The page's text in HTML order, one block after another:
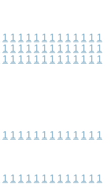
1 1 1 1 1 1 1 1 1 1 1 1 1
1 1 1 1 1 1 1 1 1 1 1 1 1
1 1 1 1 1 1 1 1 1 1 1 1 1
1 1 1 1 1 1 1 1 1 1 1 1 1
1 1 1 1 1 1 1 1 1 1 1 1 1